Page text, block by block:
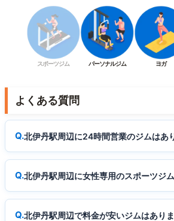
スポーツジム パーソナルジム ヨガ
よくある質問
北伊丹駅周辺に24時間営業のジムはあ
北伊丹駅周辺に女性専用のスポーツジ
北伊丹駅周辺で料金が安いジムはあり